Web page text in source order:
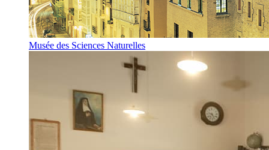
Musée des Sciences Naturelles